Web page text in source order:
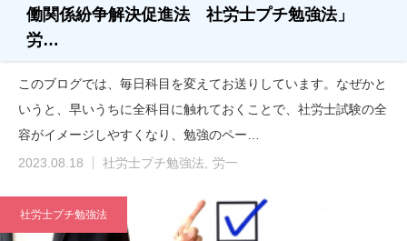
働関係紛争解決促進法 社労士プチ勉強法」
労…
このブログでは、毎日科目を変えてお送りしています。なぜかと
いうと、早いうちに全科目に触れておくことで、社労士試験の全
容がイメージしやすくなり、勉強のペー…
2023.08.18
社労士プチ勉強法 労一
社労士プチ勉強法